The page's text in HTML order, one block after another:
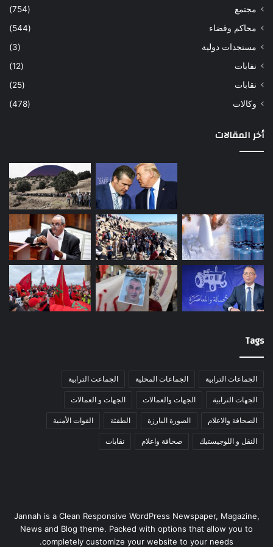
مجتمع
(754)
محاكم وقضاء
(544)
مستجدات دولية
(3)
نفابات
(12)
نقابات
(25)
وكالات
(478)
أخر المقالات
Tags
الجماعات الترابية الجماعات المحلية الجماعت الترابية
الجهات الترابية الجهات والعمالات الجهات و العمالات
الصحافة والاعلام الصورة البارزة الطقثة القوات الأمنية
النقل و اللوجيستيك صحافة واعلام نقابات
Jannah is a Clean Responsive WordPress Newspaper, Magazine,
News and Blog theme. Packed with options that allow you to
completely customize your website to your needs.